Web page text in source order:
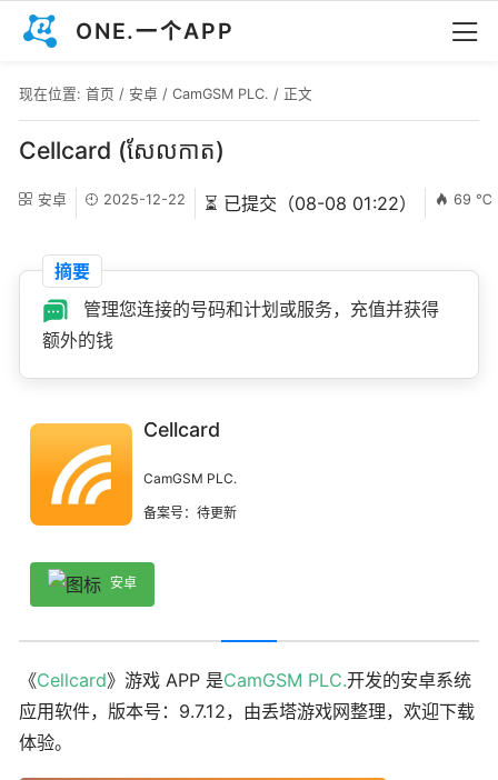
ONE.一个APP
现在位置: 首页 / 安卓 / CamGSM PLC. / 正文
Cellcard (សែលកាត)
安卓 2025-12-22 ⏳ 已提交（08-08 01:22） 69 ℃
摘要
管理您连接的号码和计划或服务，充值并获得
额外的钱
Cellcard
CamGSM PLC.
备案号：待更新
安卓
《Cellcard》游戏 APP 是CamGSM PLC.开发的安卓系统
应用软件，版本号：9.7.12，由丢塔游戏网整理，欢迎下载
体验。